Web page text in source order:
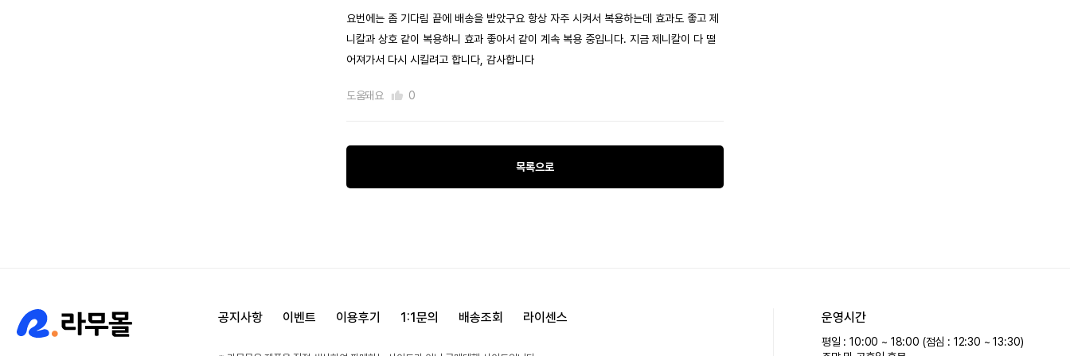
요번에는 좀 기다림 끝에 배송을 받았구요 항상 자주 시켜서 복용하는데 효과도 좋고 제
니칼과 상호 같이 복용하니 효과 좋아서 같이 계속 복용 중입니다. 지금 제니칼이 다 떨
어져가서 다시 시킬려고 합니다, 감사합니다
도움돼요 0
목록으로
공지사항 이벤트 이용후기 1:1문의 배송조회 라이센스 운영시간
평일 : 10:00 ~ 18:00 (점심 : 12:30 ~ 13:30)